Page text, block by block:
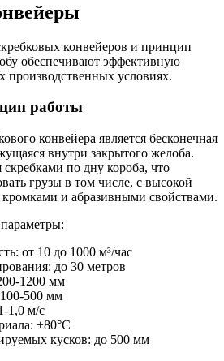
конвейеров и принцип
обеспечивают эффективную
производственных условиях.
работы
конвейера является бесконечная
внутри закрытого желоба.
по дну короба, что
грузы в том числе, с высокой
и абразивными свойствами.
от 10 до 1000 м³/час
до 30 метров
1200 мм
500 мм
1,0 м/с
+80°С
кусков: до 500 мм